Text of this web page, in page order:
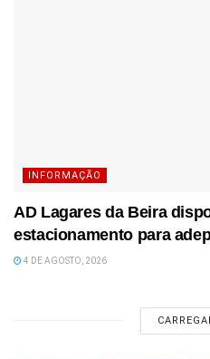
INFORMAÇÃO
AD Lagares da Beira
estacionamento para
4 DE AGOSTO, 2026